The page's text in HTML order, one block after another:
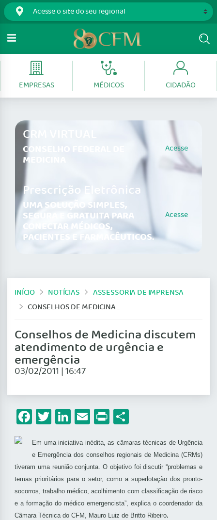
EMPRESAS MÉDICOS CIDADÃO
CRM VIRTUAL
CONSELHO FEDERAL DE
MEDICINA
Acesse
Prescrição Eletrônica
UMA SOLUÇÃO SIMPLES,
SEGURA E GRATUITA PARA
CONECTAR MÉDICOS,
PACIENTES E FARMACÊUTICOS.
Acesse
INÍCIO NOTÍCIAS
ASSESSORIA DE IMPRENSA
CONSELHOS DE MEDICINA DISCUTEM ATENDIMENTO DE URGÊNCIA E EMERGÊNCIA
Conselhos de Medicina discutem
atendimento de urgência e
emergência
03/02/2011 | 16:47
Facebook
Twitter
LinkedIn
Email
Print
Em uma iniciativa inédita, as câmaras técnicas de Urgência
e Emergência dos conselhos regionais de Medicina (CRMs)
tiveram uma reunião conjunta. O objetivo foi discutir “problemas e
temas prioritários para o setor, como a superlotação dos pronto-
socorros, trabalho médico, acolhimento com classificação de risco
e a formação do médico emergencista”, explica o coordenador da
Câmara Técnica do CFM, Mauro Luiz de Britto Ribeiro.